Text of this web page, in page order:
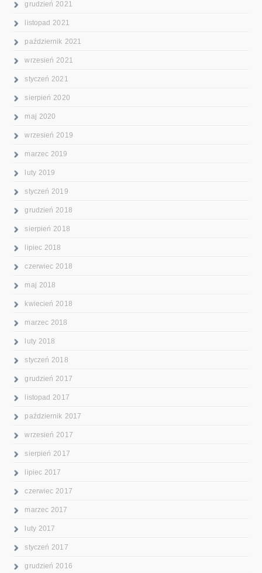
grudzień 2021
listopad 2021
październik 2021
wrzesień 2021
styczeń 2021
sierpień 2020
maj 2020
wrzesień 2019
marzec 2019
luty 2019
styczeń 2019
grudzień 2018
sierpień 2018
lipiec 2018
czerwiec 2018
maj 2018
kwiecień 2018
marzec 2018
luty 2018
styczeń 2018
grudzień 2017
listopad 2017
październik 2017
wrzesień 2017
sierpień 2017
lipiec 2017
czerwiec 2017
marzec 2017
luty 2017
styczeń 2017
grudzień 2016